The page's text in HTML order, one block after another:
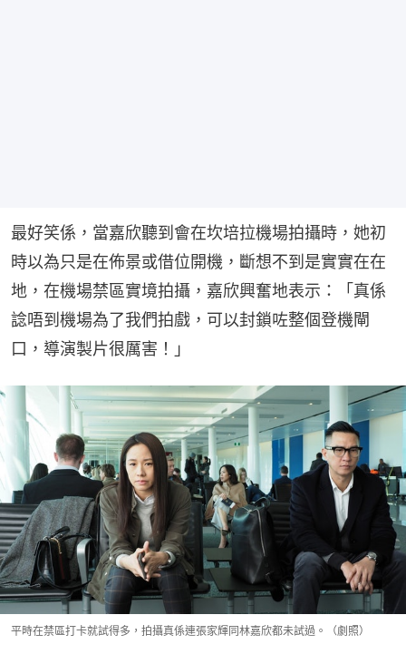
最好笑係，當嘉欣聽到會在坎培拉機場拍攝時，她初
時以為只是在佈景或借位開機，斷想不到是實實在在
地，在機場禁區實境拍攝，嘉欣興奮地表示：「真係
諗唔到機場為了我們拍戲，可以封鎖咗整個登機閘
口，導演製片很厲害！」
平時在禁區打卡就試得多，拍攝真係連張家輝同林嘉欣都未試過。（劇照）